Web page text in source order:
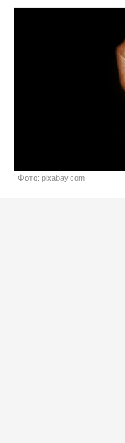
Фото: pixabay.com